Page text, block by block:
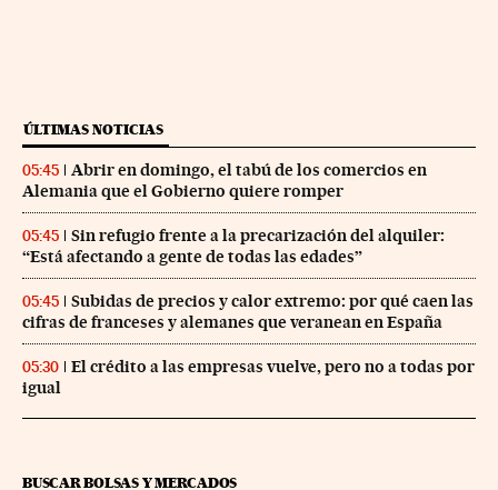
ÚLTIMAS NOTICIAS
05:45
Abrir en domingo, el tabú de los comercios en
Alemania que el Gobierno quiere romper
05:45
Sin refugio frente a la precarización del alquiler:
“Está afectando a gente de todas las edades”
05:45
Subidas de precios y calor extremo: por qué caen las
cifras de franceses y alemanes que veranean en España
05:30
El crédito a las empresas vuelve, pero no a todas por
igual
BUSCAR BOLSAS Y MERCADOS